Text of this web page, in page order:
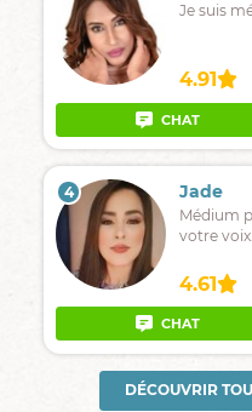
Je suis
4.91
CHAT
4 Jade
Médium
votre voix.
4.61
CHAT
DÉCOUVRIR